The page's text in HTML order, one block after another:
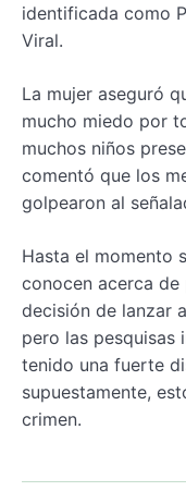
identificada como
Viral.
La mujer aseguró
mucho miedo por
muchos niños
comentó que los
golpearon al
Hasta el momento
conocen acerca
decisión de lanzar
pero las pesquisas
tenido una fuerte
supuestamente,
crimen.